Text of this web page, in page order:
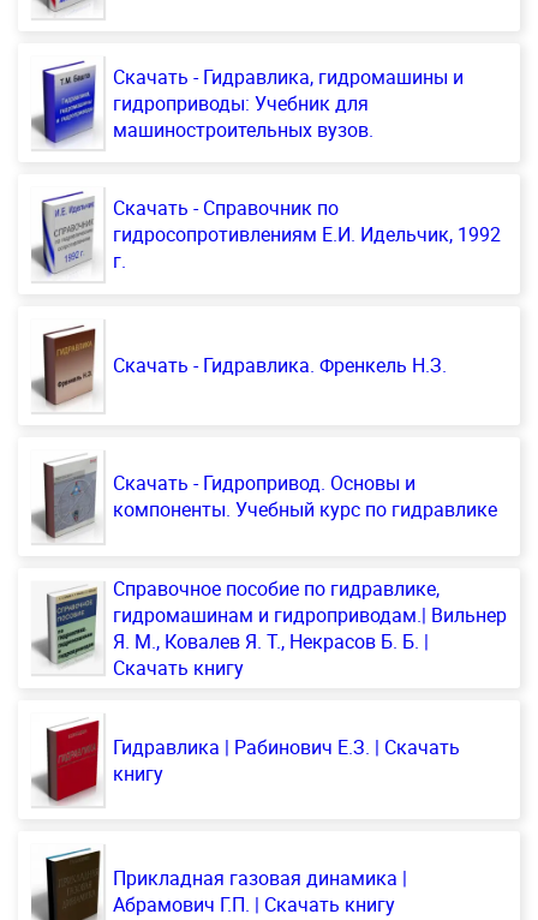
Скачать - Гидравлика, гидромашины и
гидроприводы: Учебник для
машиностроительных вузов.
Скачать - Справочник по
гидросопротивлениям E.И. Идельчик, 1992
г.
Скачать - Гидравлика. Френкель Н.З.
Скачать - Гидропривод. Основы и
компоненты. Учебный курс по гидравлике
Справочное пособие по гидравлике,
гидромашинам и гидроприводам.| Вильнер
Я. M., Ковалев Я. Т., Некрасов Б. Б. |
Скачать книгу
Гидравлика | Рабинович Е.З. | Скачать
книгу
Прикладная газовая динамика |
Абрамович Г.П. | Скачать книгу